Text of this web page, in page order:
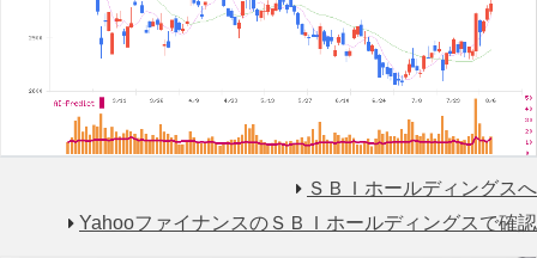
ＳＢＩホールディングスへ
YahooファイナンスのＳＢＩホールディングスで確認